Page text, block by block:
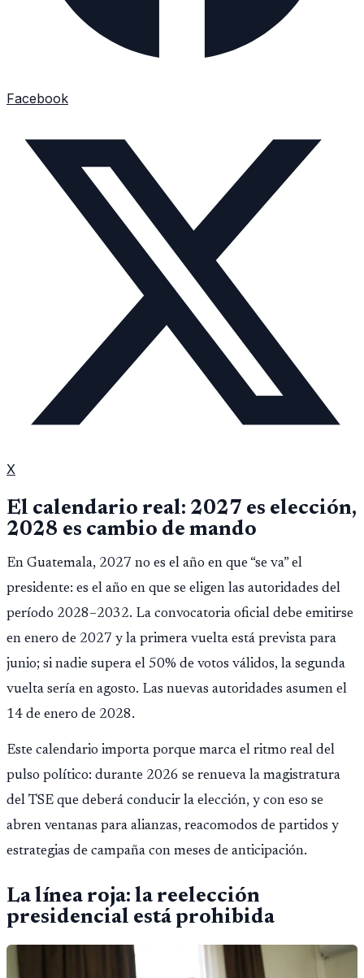
Facebook
X
El calendario real: 2027 es elección,
2028 es cambio de mando
En Guatemala, 2027 no es el año en que “se va” el
presidente: es el año en que se eligen las autoridades del
período 2028–2032. La convocatoria oficial debe emitirse
en enero de 2027 y la primera vuelta está prevista para
junio; si nadie supera el 50% de votos válidos, la segunda
vuelta sería en agosto. Las nuevas autoridades asumen el
14 de enero de 2028.
Este calendario importa porque marca el ritmo real del
pulso político: durante 2026 se renueva la magistratura
del TSE que deberá conducir la elección, y con eso se
abren ventanas para alianzas, reacomodos de partidos y
estrategias de campaña con meses de anticipación.
La línea roja: la reelección
presidencial está prohibida